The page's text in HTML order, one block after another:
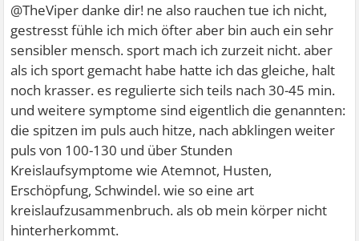
@TheViper danke dir! ne also rauchen tue ich nicht,
gestresst fühle ich mich öfter aber bin auch ein sehr
sensibler mensch. sport mach ich zurzeit nicht. aber
als ich sport gemacht habe hatte ich das gleiche, halt
noch krasser. es regulierte sich teils nach 30-45 min.
und weitere symptome sind eigentlich die genannten:
die spitzen im puls auch hitze, nach abklingen weiter
puls von 100-130 und über Stunden
Kreislaufsymptome wie Atemnot, Husten,
Erschöpfung, Schwindel. wie so eine art
kreislaufzusammenbruch. als ob mein körper nicht
hinterherkommt.